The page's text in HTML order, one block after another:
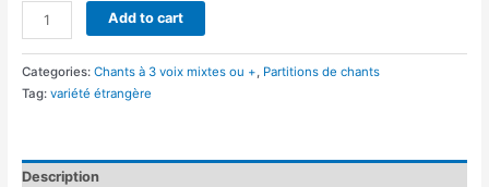
California
(chant)
quantity
Add to cart
Categories: Chants à 3 voix mixtes ou +, Partitions de chants
Tag: variété étrangère
Description